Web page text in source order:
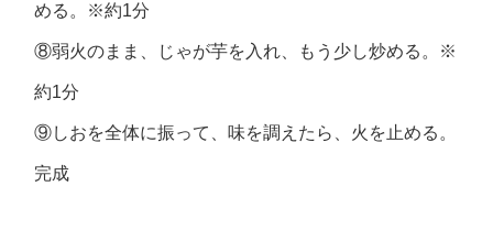
める。※約1分
⑧弱火のまま、じゃが芋を入れ、もう少し炒める。※
約1分
⑨しおを全体に振って、味を調えたら、火を止める。
完成